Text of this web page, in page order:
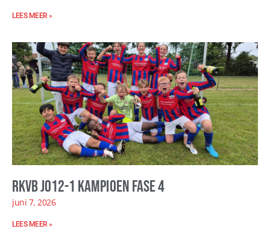
LEES MEER »
RKVB JO12-1 kampioen fase 4
juni 7, 2026
LEES MEER »